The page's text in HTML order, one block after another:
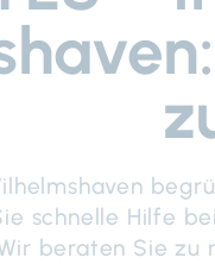
schnelle Hilfe
beraten Sie